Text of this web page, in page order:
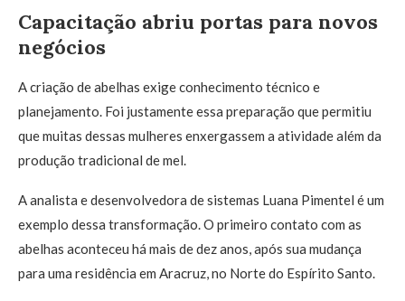
Capacitação abriu portas para novos
negócios
A criação de abelhas exige conhecimento técnico e
planejamento. Foi justamente essa preparação que permitiu
que muitas dessas mulheres enxergassem a atividade além da
produção tradicional de mel.
A analista e desenvolvedora de sistemas Luana Pimentel é um
exemplo dessa transformação. O primeiro contato com as
abelhas aconteceu há mais de dez anos, após sua mudança
para uma residência em Aracruz, no Norte do Espírito Santo.